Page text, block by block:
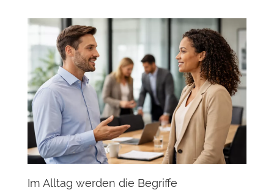
Im Alltag werden die Begriffe